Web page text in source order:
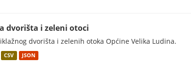
dvorišta i zeleni otoci
dvorišta i zelenih otoka Općine Velika Ludina.
CSV JSON